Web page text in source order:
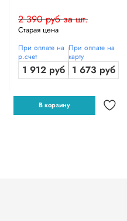
2 390 руб за шт.
Старая цена
При оплате на
р.счет
1 912 руб
При оплате на
карту
1 673 руб
В корзину